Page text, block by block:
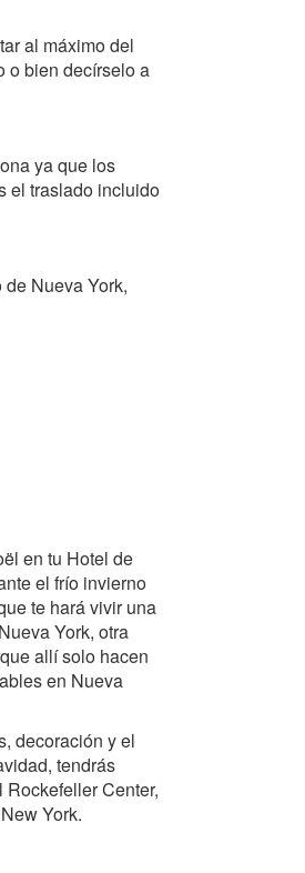
al máximo del
o bien decírselo a
ya que los
el traslado incluido
Nueva York,
en tu Hotel de
el frío invierno
te hará vivir una
York, otra
allí solo hacen
en Nueva
decoración y el
tendrás
Center,
York.